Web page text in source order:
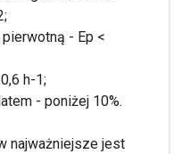
- Ep <
h-1;
- poniżej 10%.
najważniejsze jest